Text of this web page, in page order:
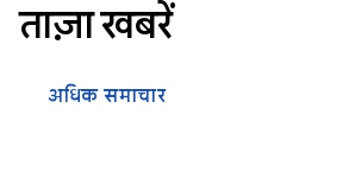
ताज़ा खबरें
अधिक समाचार